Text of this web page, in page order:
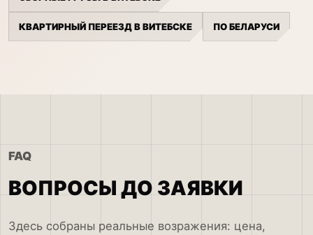
КВАРТИРНЫЙ ПЕРЕЕЗД В ВИТЕБСКЕ ПО БЕЛАРУСИ
FAQ
ВОПРОСЫ ДО ЗАЯВКИ
Здесь собраны реальные возражения: цена,